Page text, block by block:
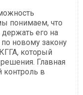
понимаем, что
его на
по новому закону
который
Главная
контроль в